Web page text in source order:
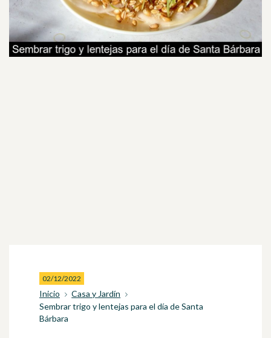
02/12/2022
Inicio
Casa y Jardín
Sembrar trigo y lentejas para el día de Santa
Bárbara